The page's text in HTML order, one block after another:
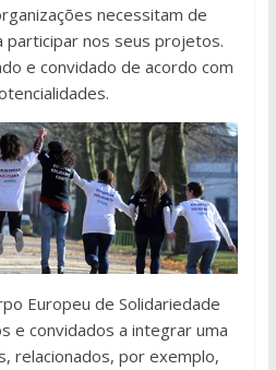
necessitam de
participar nos seus projetos.
e convidado de acordo com
Europeu de Solidariedade
e convidados a integrar uma
relacionados, por exemplo,